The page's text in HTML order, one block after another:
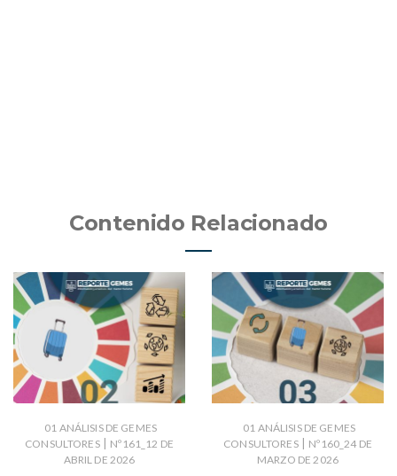
Contenido Relacionado
01 ANÁLISIS DE GEMES
CONSULTORES
Nº161_12 DE
ABRIL DE 2026
01 ANÁLISIS DE GEMES
CONSULTORES
Nº160_24 DE
MARZO DE 2026